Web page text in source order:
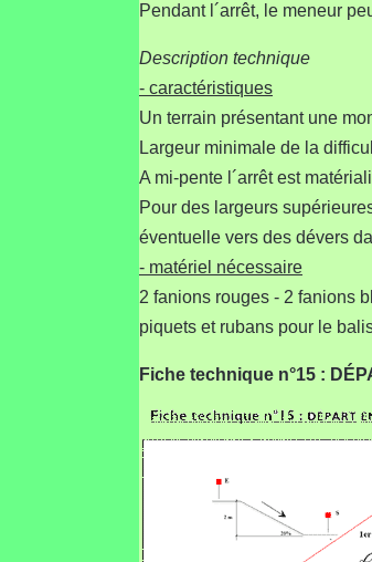
Pendant l´arrêt, le meneur
Description technique
- caractéristiques
Un terrain présentant une
Largeur minimale de la
A mi-pente l´arrêt est
Pour des largeurs
éventuelle vers des dévers
- matériel nécessaire
2 fanions rouges - 2 fanions
piquets et rubans pour le
Fiche technique n°15 :